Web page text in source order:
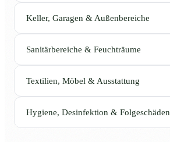
Keller, Garagen & Außenbereiche
Sanitärbereiche & Feuchträume
Textilien, Möbel & Ausstattung
Hygiene, Desinfektion & Folgeschäden